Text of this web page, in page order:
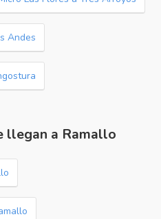
Andes
llegan a Ramallo